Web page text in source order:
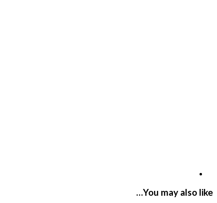
You may also like…